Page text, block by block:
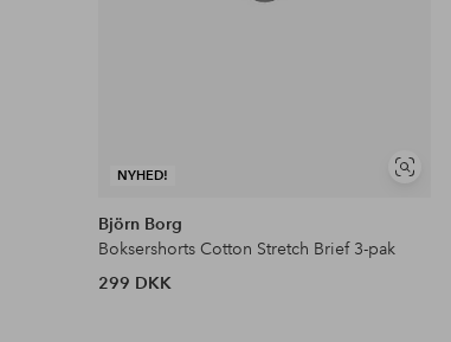
NYHED!
Se
Björn Borg
Boksershorts Cotton Stretch Brief 3-pak
299 DKK